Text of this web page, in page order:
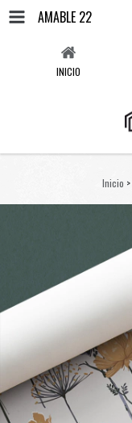
AMABLE 22
INICIO
Inicio >